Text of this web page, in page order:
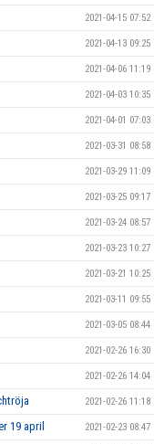
2021-04-15 07:52
2021-04-13 09:25
2021-04-06 11:19
2021-04-03 10:35
2021-04-01 07:03
2021-03-31 08:58
2021-03-29 11:09
2021-03-25 09:17
2021-03-24 08:57
2021-03-23 10:27
2021-03-21 10:25
2021-03-11 09:55
2021-03-05 08:44
2021-02-26 16:30
2021-02-26 14:04
2021-02-26 11:18
19 april 2021-02-23 08:47